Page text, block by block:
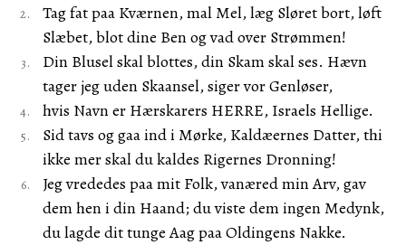
Tag fat paa Kværnen, mal Mel, læg Sløret bort, løft
Slæbet, blot dine Ben og vad over Strømmen!
Din Blusel skal blottes, din Skam skal ses. Hævn
tager jeg uden Skaansel, siger vor Genløser,
hvis Navn er Hærskarers HERRE, Israels Hellige.
Sid tavs og gaa ind i Mørke, Kaldæernes Datter, thi
ikke mer skal du kaldes Rigernes Dronning!
Jeg vrededes paa mit Folk, vanæred min Arv, gav
dem hen i din Haand; du viste dem ingen Medynk,
du lagde dit tunge Aag paa Oldingens Nakke.